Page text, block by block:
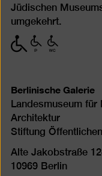
Jüdischen
umgekehrt.
mit
eingeschränkter
mit
eingeschränkter
mit
Berlinische Galerie
Landesmuseum
Architektur
Stiftung
Alte Jakobstraße
10969 Berlin